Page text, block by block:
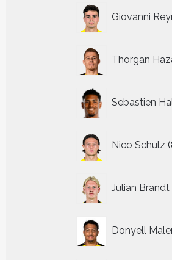
Giovanni
Thorgan
Sebastien
Nico Schulz
Julian Brandt
Donyell